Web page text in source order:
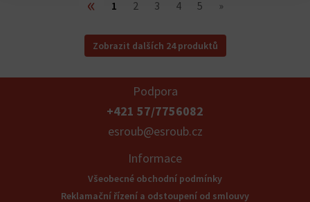
1 2 3 4 5 »
Zobrazit dalších 24 produktů
Podpora
+421 57/7756082
esroub@esroub.cz
Informace
Všeobecné obchodní podmínky
Reklamační řízení a odstoupení od smlouvy